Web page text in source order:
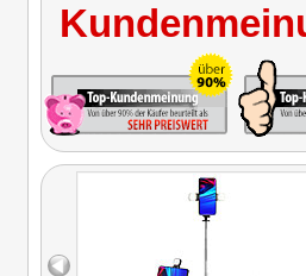
stehen, während Sie den
perfekten Winkel einstellen.
Lichter sorgen für optimale
Beleuchtung, damit Sie
immer im besten Licht
erscheinen – egal ob
drinnen oder abends